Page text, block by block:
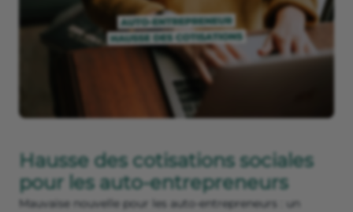
Hausse des cotisations sociales
pour les auto-entrepreneurs
Mauvaise nouvelle pour les auto-entrepreneurs : un